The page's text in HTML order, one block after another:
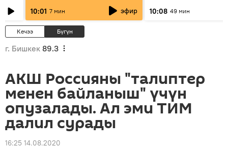
10:01 7 мин эфир
населения
10:08 49 мин
Кечээ Бүгүн
г. Бишкек 89.3
АКШ Россияны "талиптер
менен байланыш" үчүн
опузалады. Ал эми ТИМ
далил сурады
16:25 14.08.2020